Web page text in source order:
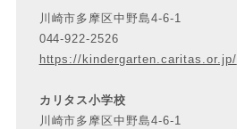
川崎市多摩区中野島4-6-1
044-922-2526
https://kindergarten.caritas.or.jp/
カリタス小学校
川崎市多摩区中野島4-6-1